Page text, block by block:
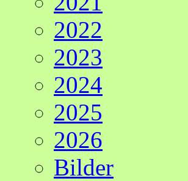
2022
2023
2024
2025
2026
Bilder